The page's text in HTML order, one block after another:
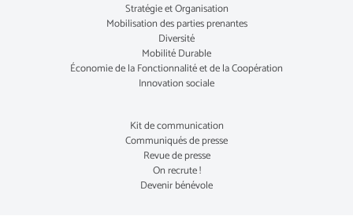
Stratégie et Organisation
Mobilisation des parties prenantes
Diversité
Mobilité Durable
Économie de la Fonctionnalité et de la Coopération
Innovation sociale
Kit de communication
Communiqués de presse
Revue de presse
On recrute !
Devenir bénévole